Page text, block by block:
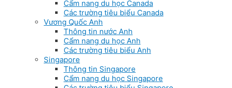
Cẩm nang du học Canada
Các trường tiêu biểu Canada
Vương Quốc Anh
Thông tin nước Anh
Cẩm nang du học Anh
Các trường tiêu biểu Anh
Singapore
Thông tin Singapore
Cẩm nang du học Singapore